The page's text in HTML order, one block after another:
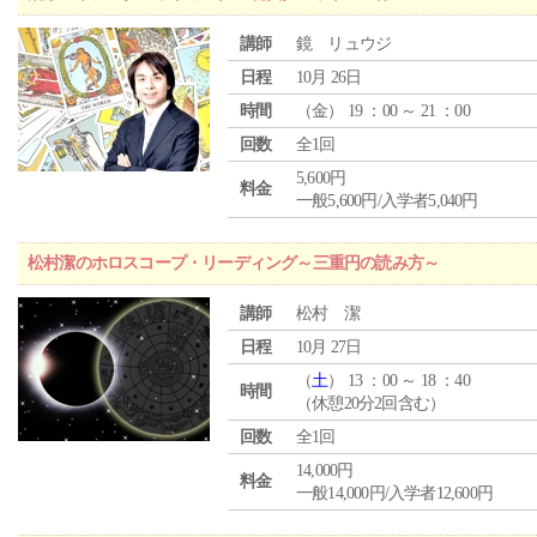
講師
鏡 リュウジ
日程
10月 26日
時間
（金） 19 ：00 ～ 21 ：00
回数
全1回
料金
5,600円
一般5,600円/入学者5,040円
松村潔のホロスコープ・リーディング～三重円の読み方～
講師
松村 潔
日程
10月 27日
時間
（土） 13 ：00 ～ 18 ：40
（休憩20分2回含む）
回数
全1回
料金
14,000円
一般14,000円/入学者12,600円